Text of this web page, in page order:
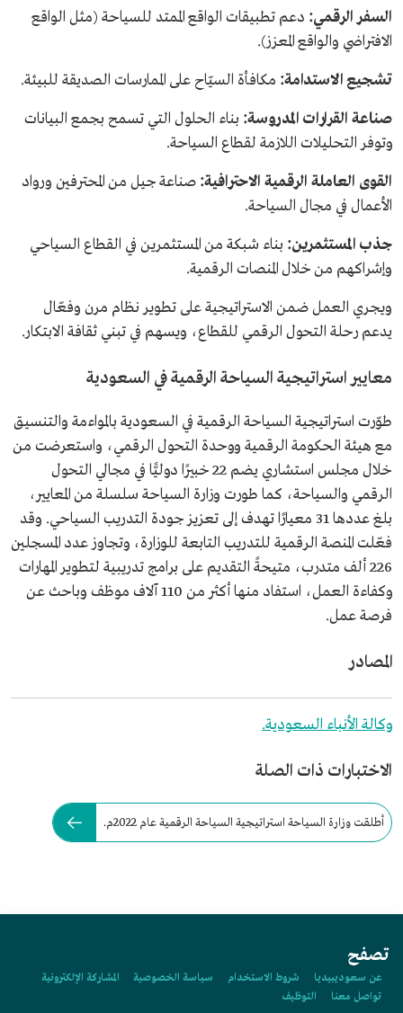
السفر الرقمي: دعم تطبيقات الواقع الممتد للسياحة (مثل الواقع
الافتراضي والواقع المعزز).
تشجيع الاستدامة: مكافأة السيّاح على الممارسات الصديقة للبيئة.
صناعة القرارات المدروسة: بناء الحلول التي تسمح بجمع البيانات
وتوفر التحليلات اللازمة لقطاع السياحة.
القوى العاملة الرقمية الاحترافية: صناعة جيل من المحترفين ورواد
الأعمال في مجال السياحة.
جذب المستثمرين: بناء شبكة من المستثمرين في القطاع السياحي
وإشراكهم من خلال المنصات الرقمية.
ويجري العمل ضمن الاستراتيجية على تطوير نظام مرن وفعّال
يدعم رحلة التحول الرقمي للقطاع، ويسهم في تبني ثقافة الابتكار.
معايير استراتيجية السياحة الرقمية في السعودية
طوّرت استراتيجية السياحة الرقمية في السعودية بالمواءمة والتنسيق
مع هيئة الحكومة الرقمية ووحدة التحول الرقمي، واستعرضت من
خلال مجلس استشاري يضم 22 خبيرًا دوليًّا في مجالي التحول
الرقمي والسياحة، كما طورت وزارة السياحة سلسلة من المعايير،
بلغ عددها 31 معيارًا تهدف إلى تعزيز جودة التدريب السياحي. وقد
فعّلت المنصة الرقمية للتدريب التابعة للوزارة، وتجاوز عدد المسجلين
226 ألف متدرب، متيحةً التقديم على برامج تدريبية لتطوير المهارات
وكفاءة العمل، استفاد منها أكثر من 110 آلاف موظف وباحث عن
فرصة عمل.
المصادر
وكالة الأنباء السعودية.
الاختبارات ذات الصلة
أطلقت وزارة السياحة استراتيجية السياحة الرقمية عام 2022م.
تصفح
عن سعوديبيديا شروط الاستخدام سياسة الخصوصية
المشاركة الإلكترونية
تواصل معنا
التوظيف